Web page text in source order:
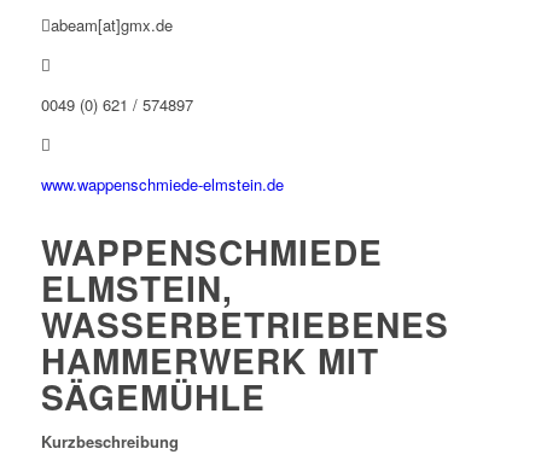
abeam[at]gmx.de
0049 (0) 621 / 574897
www.wappenschmiede-elmstein.de
WAPPENSCHMIEDE
ELMSTEIN,
WASSERBETRIEBENES
HAMMERWERK MIT
SÄGEMÜHLE
Kurzbeschreibung